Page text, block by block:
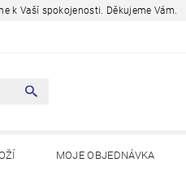
k Vaší spokojenosti. Děkujeme Vám.
MOJE OBJEDNÁVKA